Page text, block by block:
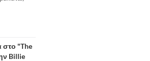
"The
Billie